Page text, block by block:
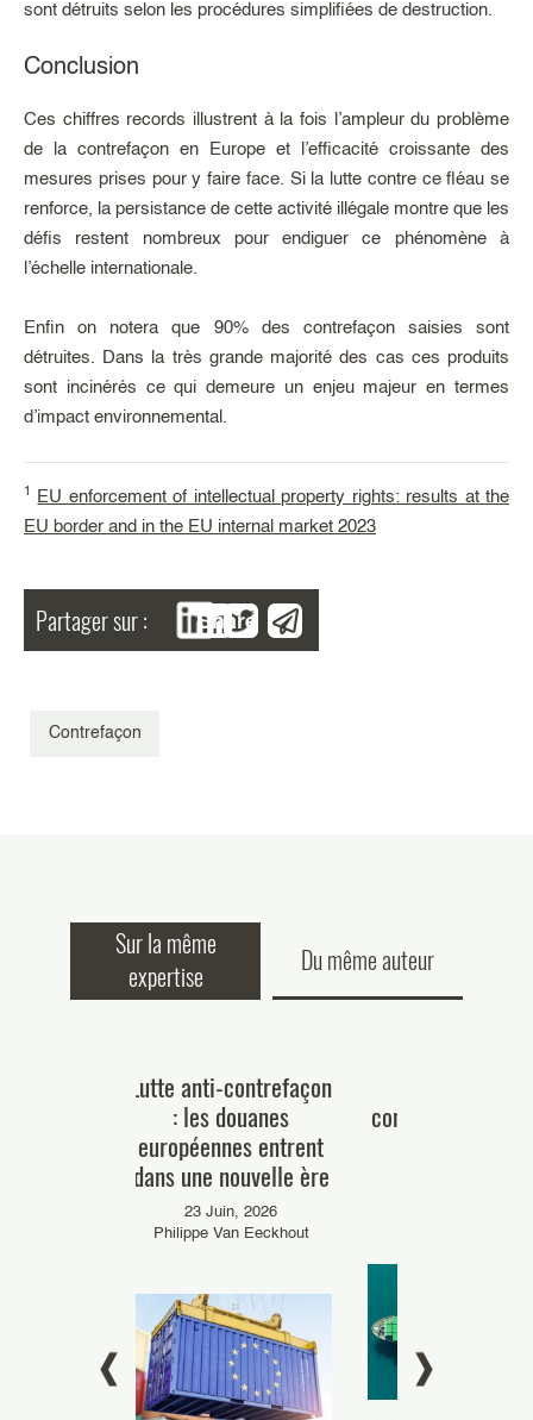
sont détruits selon les procédures simplifiées de destruction.
Conclusion
Ces chiffres records illustrent à la fois l’ampleur du problème
de la contrefaçon en Europe et l’efficacité croissante des
mesures prises pour y faire face. Si la lutte contre ce fléau se
renforce, la persistance de cette activité illégale montre que les
défis restent nombreux pour endiguer ce phénomène à
l’échelle internationale.
Enfin on notera que 90% des contrefaçon saisies sont
détruites. Dans la très grande majorité des cas ces produits
sont incinérés ce qui demeure un enjeu majeur en termes
d’impact environnemental.
1
EU enforcement of intellectual property rights: results at the
EU border and in the EU internal market 2023
Partager sur : Share
Contrefaçon
Sur la même
expertise
Du même auteur
Lutte anti-contrefaçon
: les douanes
européennes entrent
dans une nouvelle ère
23 Juin, 2026
Philippe Van Eeckhout
contrefaçon dans